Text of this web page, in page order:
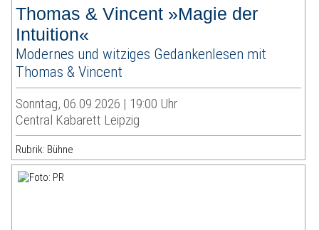
Thomas & Vincent »Magie der
Intuition«
Modernes und witziges Gedankenlesen mit
Thomas & Vincent
Sonntag, 06.09.2026 | 19:00 Uhr
Central Kabarett Leipzig
Rubrik: Bühne